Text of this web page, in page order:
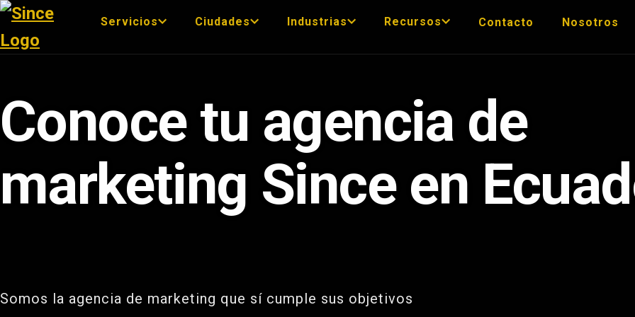
Servicios Ciudades Industrias Recursos Contacto Nosotros
Conoce tu agencia de
marketing Since en
Somos la agencia de marketing que sí cumple sus objetivos